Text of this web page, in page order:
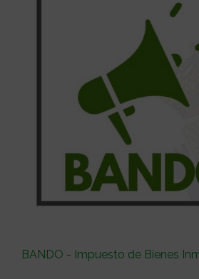
BANDO - Impuesto de Bienes